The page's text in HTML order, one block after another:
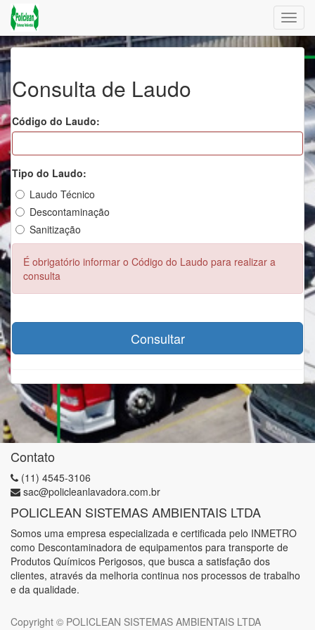
Consulta de Laudo
Código do Laudo:
Tipo do Laudo:
Laudo Técnico
Descontaminação
Sanitização
É obrigatório informar o Código do Laudo para realizar a
consulta
Consultar
Contato
(11) 4545-3106
sac@policleanlavadora.com.br
POLICLEAN SISTEMAS AMBIENTAIS LTDA
Somos uma empresa especializada e certificada pelo INMETRO
como Descontaminadora de equipamentos para transporte de
Produtos Químicos Perigosos, que busca a satisfação dos
clientes, através da melhoria continua nos processos de trabalho
e da qualidade.
Copyright © POLICLEAN SISTEMAS AMBIENTAIS LTDA